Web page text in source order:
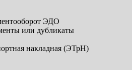
ЭДО
или дубликаты
накладная (ЭТрН)